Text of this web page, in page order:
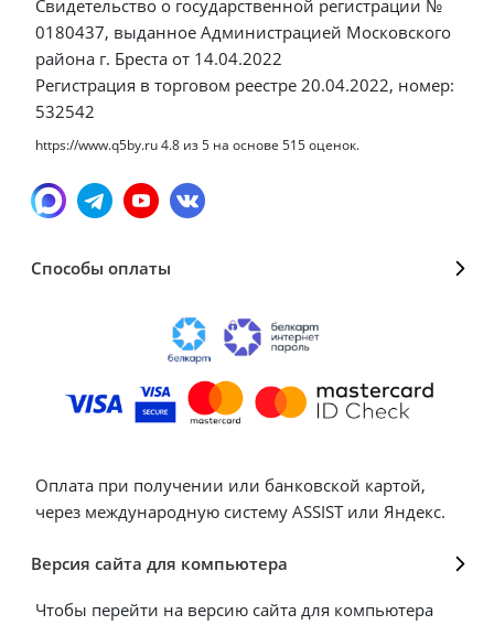
Свидетельство о государственной регистрации №
0180437, выданное Администрацией Московского
района г. Бреста от 14.04.2022
Регистрация в торговом реестре 20.04.2022, номер:
532542
https://www.q5by.ru4.8 из5 на основе 515оценок.
Способы оплаты
Оплата при получении или банковской картой,
через международную систему ASSIST или Яндекс.
Версия сайта для компьютера
Чтобы перейти на версию сайта для компьютера